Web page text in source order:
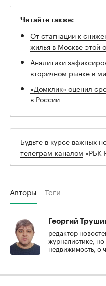
Читайте также:
От стагнации к
жилья в Москве этой
Аналитики
вторичном рынке в
«Домклик» оценил
в России
Будьте в курсе важных
телеграм-каналом
Авторы Теги
Георгий
редактор
журналистике, но
недвижимость, о